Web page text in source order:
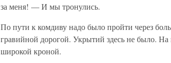
за меня! — И мы тронулись.
По пути к комдиву надо было пройти через
гравийной дорогой. Укрытий здесь не было.
широкой кроной.